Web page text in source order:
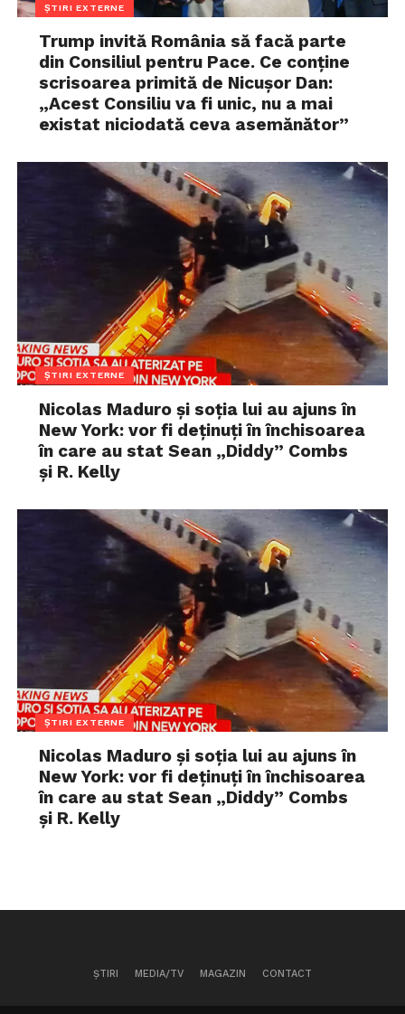
ȘTIRI EXTERNE
Trump invită România să facă parte
din Consiliul pentru Pace. Ce conține
scrisoarea primită de Nicușor Dan:
„Acest Consiliu va fi unic, nu a mai
existat niciodată ceva asemănător”
ȘTIRI EXTERNE
Nicolas Maduro și soția lui au ajuns în
New York: vor fi deținuți în închisoarea
în care au stat Sean „Diddy” Combs
și R. Kelly
ȘTIRI EXTERNE
Nicolas Maduro și soția lui au ajuns în
New York: vor fi deținuți în închisoarea
în care au stat Sean „Diddy” Combs
și R. Kelly
ȘTIRI MEDIA/TV MAGAZIN CONTACT